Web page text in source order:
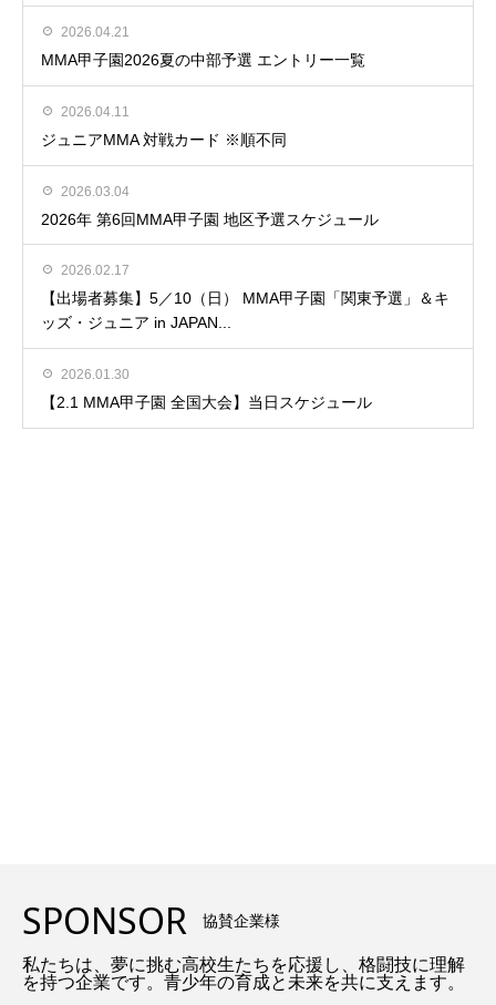
2026.04.21
MMA甲子園2026夏の中部予選 エントリー一覧
2026.04.11
ジュニアMMA 対戦カード ※順不同
2026.03.04
2026年 第6回MMA甲子園 地区予選スケジュール
2026.02.17
【出場者募集】5／10（日） MMA甲子園「関東予選」＆キ
ッズ・ジュニア in JAPAN...
2026.01.30
【2.1 MMA甲子園 全国大会】当日スケジュール
SPONSOR 協賛企業様
私たちは、夢に挑む高校生たちを応援し、格闘技に理解
を持つ企業です。青少年の育成と未来を共に支えます。